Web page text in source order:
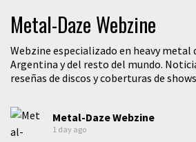
Metal-Daze Webzine
Webzine especializado en heavy metal
Argentina y del resto del mundo.
reseñas de discos y coberturas de
Metal-Daze Webzine
1 day ago